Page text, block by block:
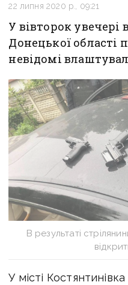
22 липня 2020 р., 09:21
У вівторок увечері
Донецької області
невідомі
В результаті
У місті